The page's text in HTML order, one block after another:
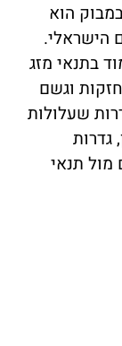
הוא
הישראלי.
בתנאי מזג
וגשם
שעלולות
מול תנאי